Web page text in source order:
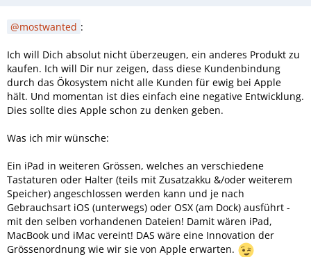
mostwanted :
Ich will Dich absolut nicht überzeugen, ein anderes Produkt zu
kaufen. Ich will Dir nur zeigen, dass diese Kundenbindung
durch das Ökosystem nicht alle Kunden für ewig bei Apple
hält. Und momentan ist dies einfach eine negative Entwicklung.
Dies sollte dies Apple schon zu denken geben.
Was ich mir wünsche:
Ein iPad in weiteren Grössen, welches an verschiedene
Tastaturen oder Halter (teils mit Zusatzakku &/oder weiterem
Speicher) angeschlossen werden kann und je nach
Gebrauchsart iOS (unterwegs) oder OSX (am Dock) ausführt -
mit den selben vorhandenen Dateien! Damit wären iPad,
MacBook und iMac vereint! DAS wäre eine Innovation der
Grössenordnung wie wir sie von Apple erwarten.